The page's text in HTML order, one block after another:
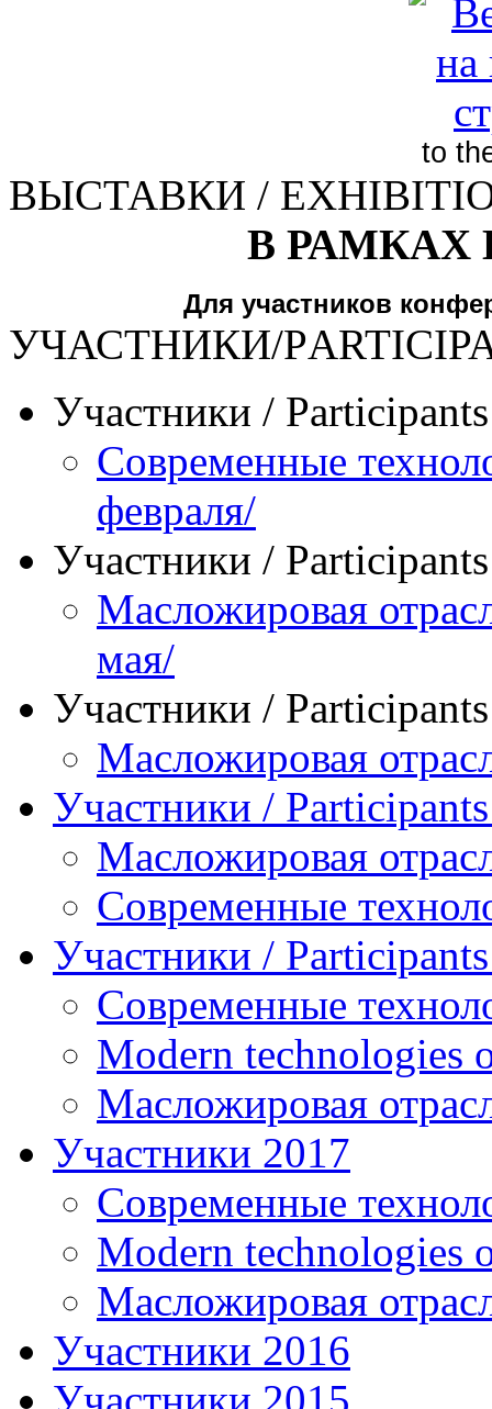
to
ВЫСТАВКИ /
В РАМКАХ
Для участников
УЧАСТНИКИ/
Участники /
Современные
февраля/
Участники /
Масложировая
мая/
Участники /
Масложировая
Участники /
Масложировая
Современные
Участники /
Современные
Modern technologies
Масложировая
Участники 2017
Современные
Modern technologies
Масложировая
Участники 2016
Участники 2015